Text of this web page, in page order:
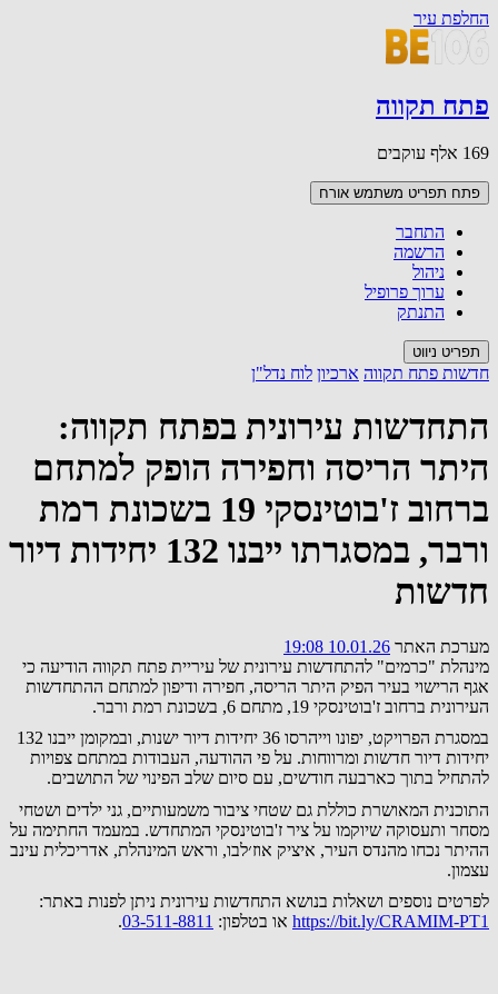
החלפת עיר
פתח תקווה
169 אלף עוקבים
פתח תפריט משתמש אורח
התחבר
הרשמה
ניהול
ערוך פרופיל
התנתק
תפריט ניווט
חדשות פתח תקווה ארכיון לוח נדל"ן
התחדשות עירונית בפתח תקווה:
היתר הריסה וחפירה הופק למתחם
ברחוב ז'בוטינסקי 19 בשכונת רמת
ורבר, במסגרתו ייבנו 132 יחידות דיור
חדשות
מערכת האתר 10.01.26 19:08
מינהלת "כרמים" להתחדשות עירונית של עיריית פתח תקווה הודיעה כי
אגף הרישוי בעיר הפיק היתר הריסה, חפירה ודיפון למתחם ההתחדשות
העירונית ברחוב ז'בוטינסקי 19, מתחם 6, בשכונת רמת ורבר.
במסגרת הפרויקט, יפונו וייהרסו 36 יחידות דיור ישנות, ובמקומן ייבנו 132
יחידות דיור חדשות ומרווחות. על פי ההודעה, העבודות במתחם צפויות
להתחיל בתוך כארבעה חודשים, עם סיום שלב הפינוי של התושבים.
התוכנית המאושרת כוללת גם שטחי ציבור משמעותיים, גני ילדים ושטחי
מסחר ותעסוקה שיוקמו על ציר ז'בוטינסקי המתחדש. במעמד החתימה על
ההיתר נכחו מהנדס העיר, איציק אוז׳לבו, וראש המינהלת, אדריכלית עינב
עצמון.
לפרטים נוספים ושאלות בנושא התחדשות עירונית ניתן לפנות באתר:
https://bit.ly/CRAMIM-PT1 או בטלפון: 03-511-8811
.